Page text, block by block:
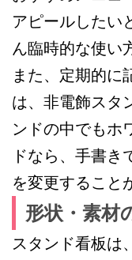
アピールしたい
ん臨時的な使い
また、定期的に
は、非電飾スタ
ンドの中でもホ
ドなら、手書き
を変更すること
形状・素材
スタンド看板は